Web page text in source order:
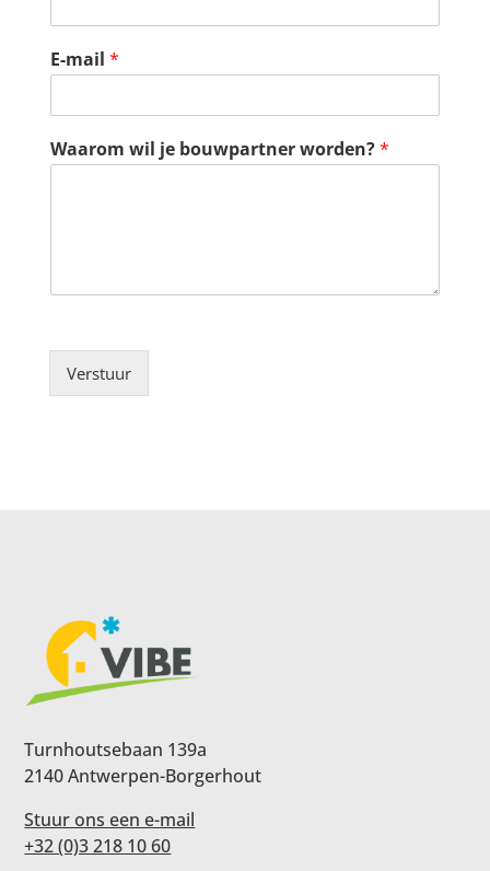
E-mail *
Waarom wil je bouwpartner worden?*
Verstuur
Turnhoutsebaan 139a
2140 Antwerpen-Borgerhout
Stuur ons een e-mail
+32 (0)3 218 10 60